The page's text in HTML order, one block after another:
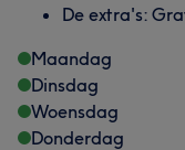
De extra's:
Maandag
Dinsdag
Woensdag
Donderdag